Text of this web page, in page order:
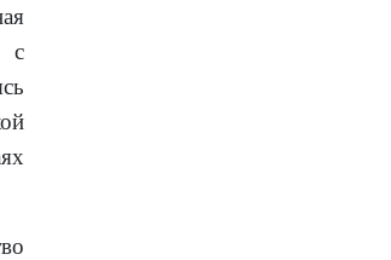
с